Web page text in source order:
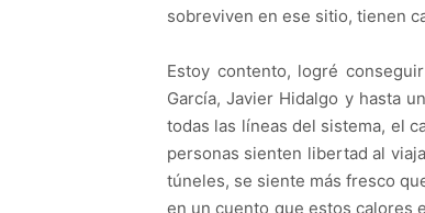
sobreviven en ese sitio, tienen
Estoy contento, logré
García, Javier Hidalgo y hasta
todas las líneas del sistema, el
personas sienten libertad al
túneles, se siente más fresco
en un cuento que estos calores